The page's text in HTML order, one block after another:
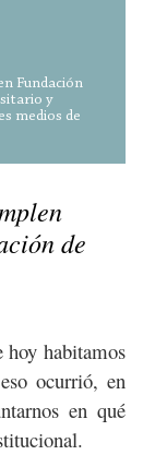
de
hoy habitamos
ocurrió, en
en qué
Fundación
y
medios de